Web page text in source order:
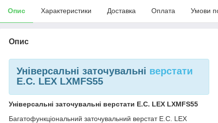
Опис Характеристики Доставка Оплата Умови
Опис
Універсальні заточувальні верстати
E.C. LEX LXMFS55
Універсальні заточувальні верстати E.C. LEX LXMFS55
Багатофункціональний заточувальний верстат E.C. LEX